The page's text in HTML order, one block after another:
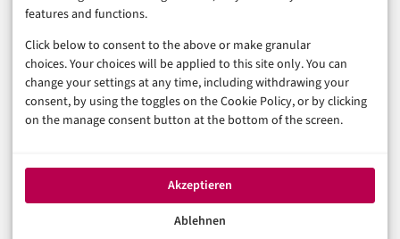
features and functions.
Click below to consent to the above or make granular
choices. Your choices will be applied to this site only. You can
change your settings at any time, including withdrawing your
consent, by using the toggles on the Cookie Policy, or by clicking
on the manage consent button at the bottom of the screen.
Akzeptieren
Ablehnen
Magazin
Unsere Redaktion
Werbeformate & Media Kit
Rechtliches
Datenschutzerklärung (EU)
Cookie-Richtlinie (EU)